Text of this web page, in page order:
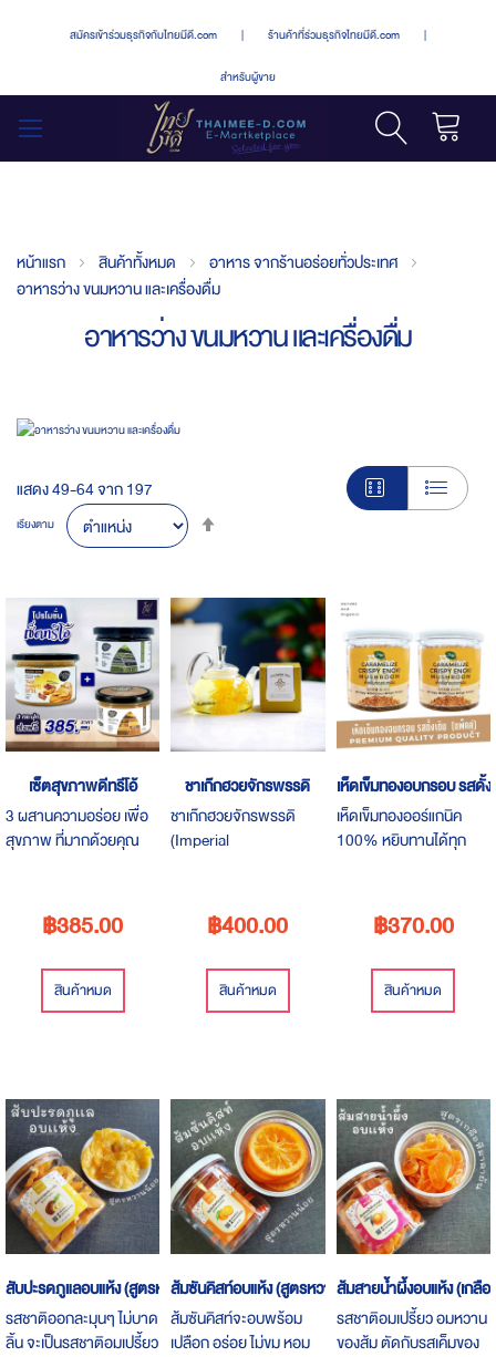
สมัครเข้าร่วมธุรกิจกับไทยมีดี.com | ร้านค้าที่ร่วมธุรกิจไทยมีดี.com |
สำหรับผู้ขาย
หน้าแรก สินค้าทั้งหมด
อาหาร จากร้านอร่อยทั่วประเทศ
อาหารว่าง ขนมหวาน และเครื่องดื่ม
อาหารว่าง ขนมหวาน และเครื่องดื่ม
แสดง49-64จาก197
เรียงตาม
Direction
เซ็ตสุขภาพดีทรีโอ้
3 ผสานความอร่อย เพื่อ
สุขภาพ ที่มากด้วยคุณ
กระปุกฝาดึง
฿385.00
สินค้าหมด
ชาเก๊กฮวยจักรพรรดิ
ชาเก๊กฮวยจักรพรรดิ
(Imperial
มีกลิ่นหอมและรสชาติ
คล้าย เครื่องเทศ มีฤทธิ์เย็น
ให้ความรู้สึกหวานโดย
ธรรมชาติ โดยปราศจาก
น้ำตาล ทานคู่อาหารและ
฿400.00
สินค้าหมด
เห็ดเข็มทองอบกรอบ รสดั้
เห็ดเข็มทองออร์แกนิค
100% หยิบทานได้ทุก
Snack หรือกับข้าวสวยก็
฿370.00
สินค้าหมด
สับปะรดภูแลอบแห้ง (สูตรหวานน้อย)
รสชาติออกละมุนๆ ไม่บาด
ลิ้น จะเป็นรสชาติอมเปรี้ยว
ส้มซันคิสท์อบแห้ง (สูตรหวานน้อย)
ส้มซันคิสท์จะอบพร้อม
เปลือก อร่อย ไม่ขม หอม
ส้มสายน้ำผึ้งอบแห้ง (เกลื
รสชาติอมเปรี้ยว อมหวาน
ของส้ม ตัดกับรสเค็มของ